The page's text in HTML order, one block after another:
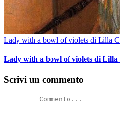
Lady with a bowl of violets di Lilla
Lady with a bowl of violets di Lilla
Scrivi un commento